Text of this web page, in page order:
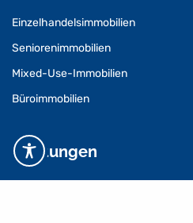
Einzelhandelsimmobilien
Seniorenimmobilien
Mixed-Use-Immobilien
Büroimmobilien
Leistungen